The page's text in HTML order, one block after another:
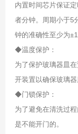
内置时间芯片保证
者分钟。周期小于5
钟的准确性至少为
◆温度保护：
为了保护玻璃器皿
开装置以确保玻璃
◆门锁保护：
为了避免在清洗过
是不能开门的。